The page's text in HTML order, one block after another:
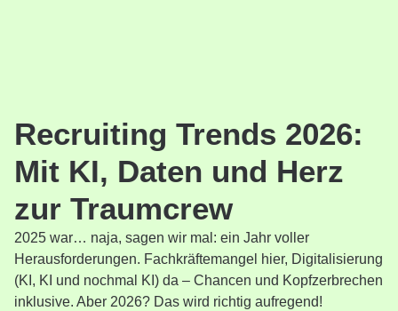
Recruiting Trends 2026:
Mit KI, Daten und Herz
zur Traumcrew
2025 war… naja, sagen wir mal: ein Jahr voller
Herausforderungen. Fachkräftemangel hier, Digitalisierung
(KI, KI und nochmal KI) da – Chancen und Kopfzerbrechen
inklusive. Aber 2026? Das wird richtig aufregend!